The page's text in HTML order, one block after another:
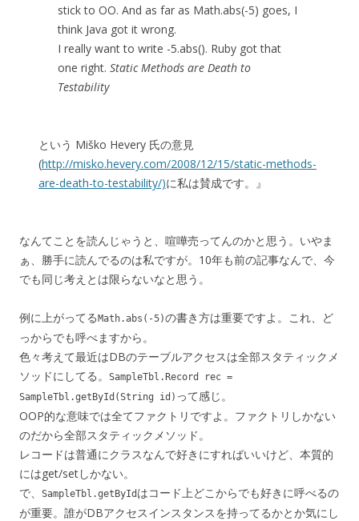
stick to OO. And as far as Math.abs(-5) goes, I
think Java got it wrong.
I really want to write -5.abs(). Ruby got that
one right. Static Methods are Death to
Testability
という Miško Hevery 氏の意見
(http://misko.hevery.com/2008/12/15/static-methods-
are-death-to-testability/)に私は賛成です。』
なんてことを読んじゃうと、喧嘩売ってんのかと思う。いやま
ぁ、勝手に読んでるのは私ですが。10年も前の記事なんで、今
でも同じ考えとは限らないなと思う。
例に上がってるMath.abs(-5)の書き方は重要ですよ。これ、ど
っからでも呼べますから。
色々考えて最近はDBのテーブルアクセスは全部スタティックメ
ソッドにしてる。
SampleTbl.Record rec =
SampleTbl.getById(String id) って感じ。
OOP的な意味では全てファクトリですよ。ファクトリしかない
のだから全部スタティックメソッド。
レコードは普通にクラスなんで好きにすればいいけど、本質的
にはget/setしかない。
で、
SampleTbl.getById はコード上どこからでも好きに呼べるの
が重要。誰がDBアクセスインスタンスを持ってるかとか気にし